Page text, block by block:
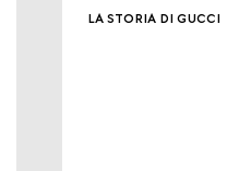
la storia di gucci